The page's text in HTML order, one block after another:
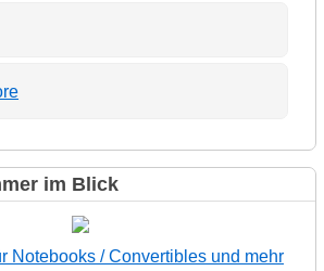
im Blick
Notebooks / Convertibles und mehr